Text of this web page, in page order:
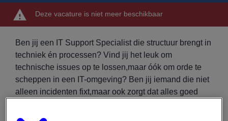
Deze vacature is niet meer beschikbaar
Ben jij een IT Support Specialist die structuur brengt in
techniek én processen? Vind jij het leuk om
technische issues op te lossen,maar óók om orde te
scheppen in een IT-omgeving? Ben jij iemand die niet
alleen incidenten fixt,maar ook zorgt dat alles goed
deze rol in de regio Bovenkarspel iets voor jou!